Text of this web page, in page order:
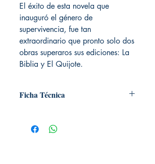
El éxito de esta novela que
inauguró el género de
supervivencia, fue tan
extraordinario que pronto solo dos
obras superaros sus ediciones: La
Biblia y El Quijote.
Ficha Técnica
Editorial: Pluton
Idioma: Castellano